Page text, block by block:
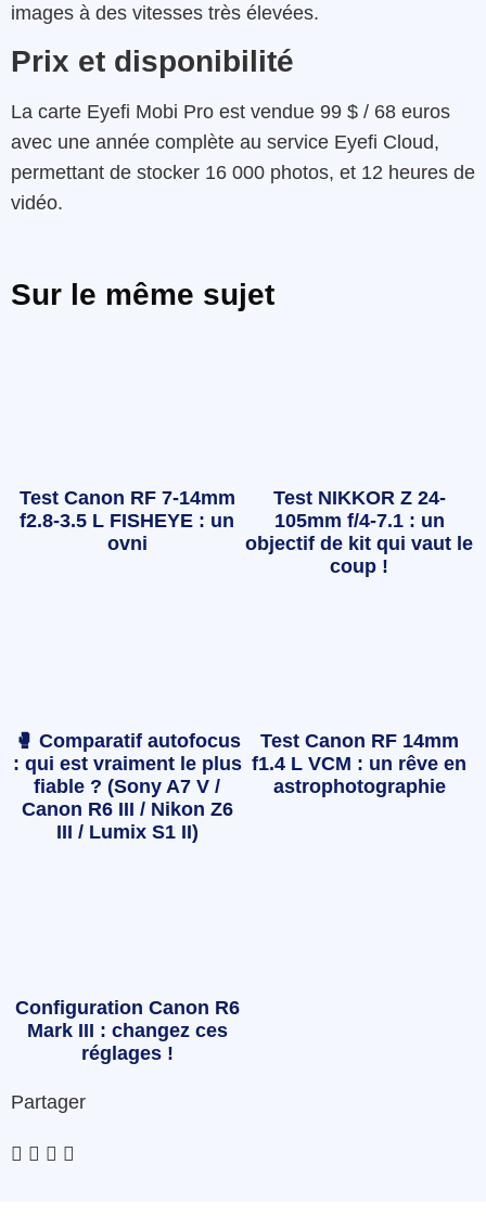
images à des vitesses très élevées.
Prix et disponibilité
La carte Eyefi Mobi Pro est vendue 99 $ / 68 euros
avec une année complète au service Eyefi Cloud,
permettant de stocker 16 000 photos, et 12 heures de
vidéo.
Sur le même sujet
Test Canon RF 7-14mm
f2.8-3.5 L FISHEYE : un
ovni
Test NIKKOR Z 24-
105mm f/4-7.1 : un
objectif de kit qui vaut le
coup !
🥊 Comparatif autofocus
: qui est vraiment le plus
fiable ? (Sony A7 V /
Canon R6 III / Nikon Z6
III / Lumix S1 II)
Test Canon RF 14mm
f1.4 L VCM : un rêve en
astrophotographie
Configuration Canon R6
Mark III : changez ces
réglages !
Partager